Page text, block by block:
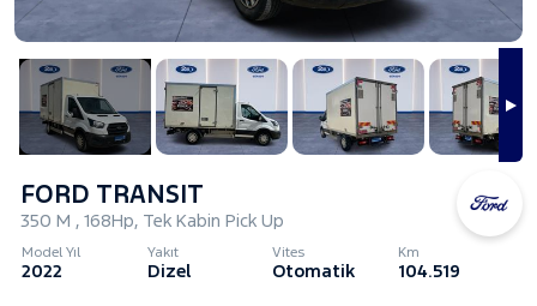
FORD TRANSIT
350 M , 168Hp, Tek Kabin Pick Up
Model Yıl
2022
Yakıt
Dizel
Vites
Otomatik
Km
104.519